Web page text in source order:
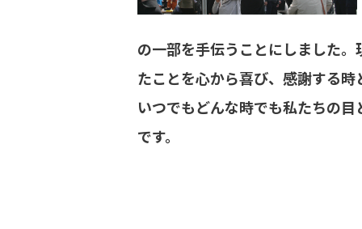
の一部を手伝うことにしました
たことを心から喜び、感謝する時
いつでもどんな時でも私たちの
です。